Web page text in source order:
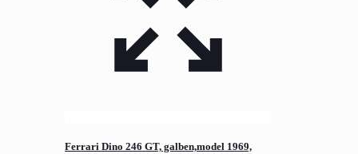
Ferrari Dino 246 GT, galben,model 1969,